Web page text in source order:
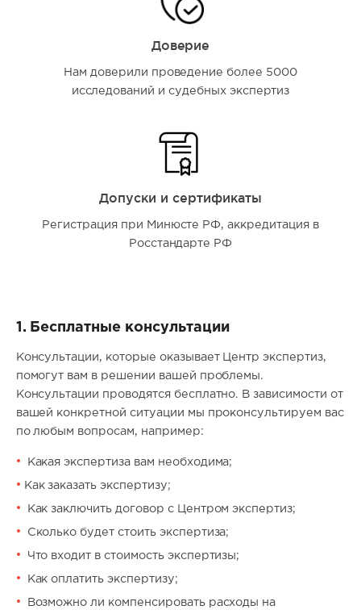
Доверие
Нам доверили проведение более 5000
исследований и судебных экспертиз
Допуски и сертификаты
Регистрация при Минюсте РФ, аккредитация в
Росстандарте РФ
1. Бесплатные консультации
Консультации, которые оказывает Центр экспертиз,
помогут вам в решении вашей проблемы.
Консультации проводятся бесплатно. В зависимости от
вашей конкретной ситуации мы проконсультируем вас
по любым вопросам, например:
Какая экспертиза вам необходима;
Как заказать экспертизу;
Как заключить договор с Центром экспертиз;
Сколько будет стоить экспертиза;
Что входит в стоимость экспертизы;
Как оплатить экспертизу;
Возможно ли компенсировать расходы на